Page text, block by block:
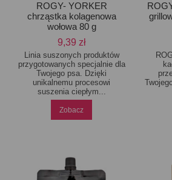
ROGY- YORKER
chrząstka kolagenowa
wołowa 80 g
9,39 zł
Linia suszonych produktów
przygotowanych specjalnie dla
Twojego psa. Dzięki
unikalnemu procesowi
suszenia ciepłym...
Zobacz